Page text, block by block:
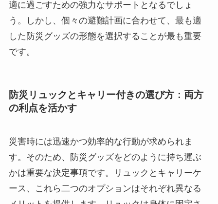
適に過ごすための強力なサポートとなるでしょ
う。しかし、個々の避難計画に合わせて、最も適
した防災グッズの形態を選択することが最も重要
です。
防災リュックとキャリー付きの選び方：両方
の利点を活かす
災害時には迅速かつ効率的な行動が求められま
す。そのため、防災グッズをどのように持ち運ぶ
かは重要な決定事項です。リュックとキャリーケ
ース、これら二つのオプションはそれぞれ異なる